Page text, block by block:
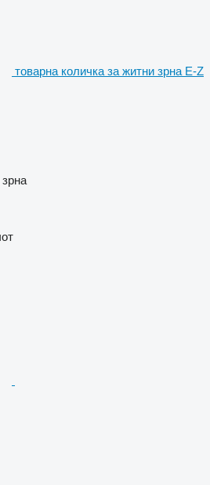
товарна количка за житни зрна E-Z